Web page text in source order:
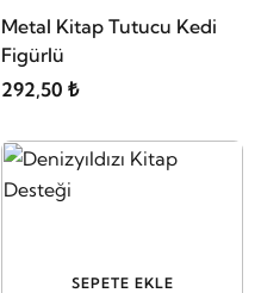
Metal Kitap Tutucu Kedi
Figürlü
292,50 ₺
SEPETE EKLE